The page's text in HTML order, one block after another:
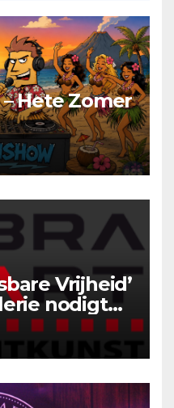
– Hete Zomer
Vrijheid’
nodigt
en